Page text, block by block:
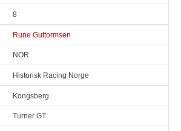
8
Rune Guttormsen
NOR
Historisk Racing Norge
Kongsberg
Turner GT